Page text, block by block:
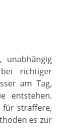
unabhängig
richtiger
am Tag,
entstehen.
für straffere,
es zur